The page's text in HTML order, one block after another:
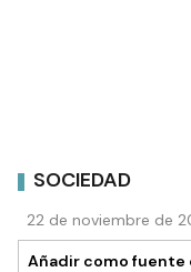
SOCIEDAD
22 de noviembre de
Añadir como fuente